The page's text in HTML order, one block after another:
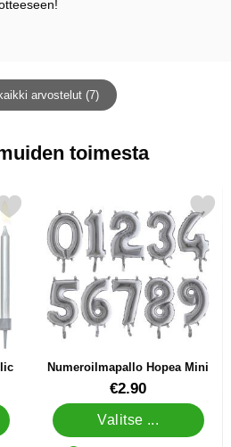
arvostelut (7)
toimesta
Metallic suosikiksi
Numeroilmapallo Hopea Mini
Tuote.nro 10723€2.90
Valitse ...
Merkitse numeroilmapallo